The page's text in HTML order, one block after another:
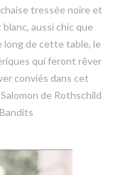
tressée noire et
aussi chic que
long de cette table, le
qui feront rêver
conviés dans cet
de Rothschild